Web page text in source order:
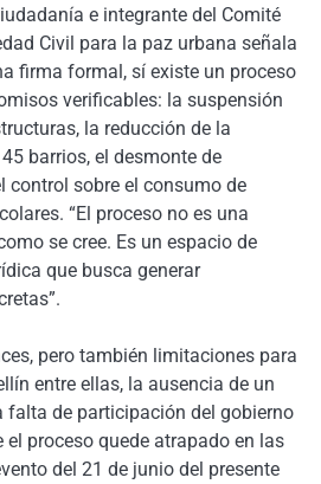
e integrante del Comité
Civil para la paz urbana señala
firma formal, sí existe un proceso
verificables: la suspensión
la reducción de la
barrios, el desmonte de
control sobre el consumo de
“El proceso no es una
se cree. Es un espacio de
que busca generar
pero también limitaciones para
entre ellas, la ausencia de un
falta de participación del gobierno
el proceso quede atrapado en las
del 21 de junio del presente